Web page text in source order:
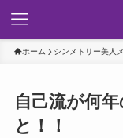
ホーム シンメトリー美人
自己流が何
と！！